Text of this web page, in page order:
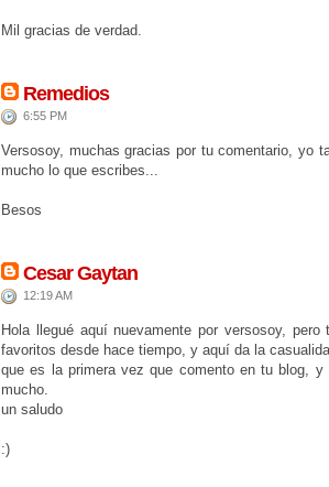
Mil gracias de verdad.
Remedios
6:55 PM
Versosoy, muchas gracias por tu comentario, yo
mucho lo que escribes...
Besos
Cesar Gaytan
12:19 AM
Hola llegué aquí nuevamente por versosoy,
favoritos desde hace tiempo, y aquí da la
que es la primera vez que comento en tu blog, y
mucho.
un saludo
:)